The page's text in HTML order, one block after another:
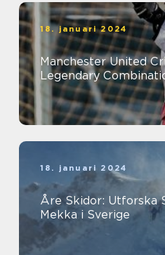
18. januari 2024
Manchester United
Legendary
18. januari 2024
Åre Skidor: Utforska
Mekka i Sverige